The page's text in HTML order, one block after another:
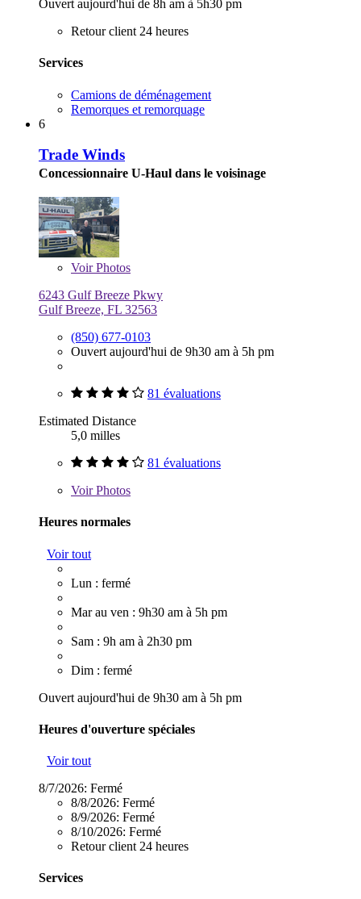
Ouvert aujourd'hui de 8h am à 5h30 pm
Retour client 24 heures
Services
Camions de déménagement
Remorques et remorquage
6
Trade Winds
Concessionnaire U-Haul dans le voisinage
VoirPhotos
6243 Gulf Breeze Pkwy
Gulf Breeze, FL 32563
(850) 677-0103
Ouvert aujourd'hui de 9h30 am à 5h pm
81 évaluations
Estimated Distance
5,0 milles
81 évaluations
VoirPhotos
Heures normales
Voir tout
Lun : fermé
Mar au ven : 9h30 am à 5h pm
Sam : 9h am à 2h30 pm
Dim : fermé
Ouvert aujourd'hui de 9h30 am à 5h pm
Heures d'ouverture spéciales
Voir tout
8/7/2026: Fermé
8/8/2026: Fermé
8/9/2026: Fermé
8/10/2026: Fermé
Retour client 24 heures
Services